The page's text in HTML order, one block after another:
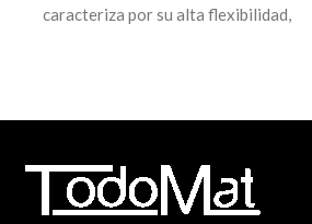
caracteriza por su alta flexibilidad,
cordones con 19 alambres cada uno,
maleabilidad y durabilidad. La alma de
acero (IWRC) refuerza su estructura,